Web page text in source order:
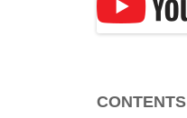
CONTENTS